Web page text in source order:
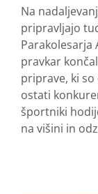
Na
pripravljajo
Parakolesarja
pravkar
priprave, ki
ostati
športniki
na višini in